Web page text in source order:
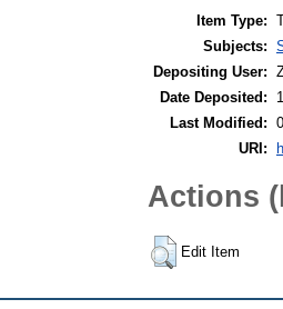
Item Type:
Subjects:
Depositing User:
Date Deposited:
Last Modified:
URI:
Actions
Edit Item